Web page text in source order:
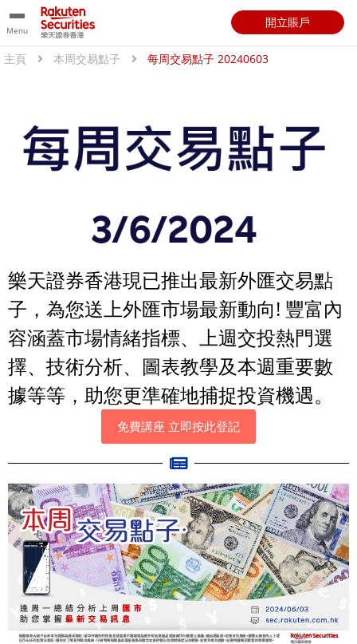
Menu
開立賬戶
主頁 本周交易點子 每周交易點子 20240603
樂天證券香港現已推出最新外匯交易點
子，為您送上外匯市場最新動向! 豐富內
容涵蓋市場情緒指標、上週交投熱門選
擇、技術分析、圖表教學及本週重要數
據等等，助您更準確地捕捉投資機遇。
免費講座 立即按此登記